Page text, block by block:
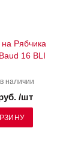
Рябчика
16 BLI
наличии
/шт